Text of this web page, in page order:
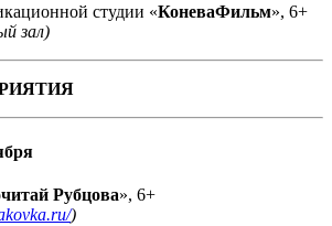
студии «КоневаФильм», 6+
зал)
Рубцова», 6+
)